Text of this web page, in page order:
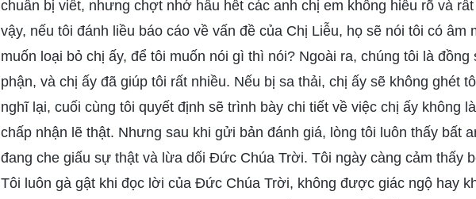
chuẩn bị viết, nhưng chợt nhớ hầu hết các anh chị em không hiểu rõ và
vậy, nếu tôi đánh liều báo cáo về vấn đề của Chị Liễu, họ sẽ nói tôi có âm
muốn loại bỏ chị ấy, để tôi muốn nói gì thì nói? Ngoài ra, chúng tôi là đồng
phận, và chị ấy đã giúp tôi rất nhiều. Nếu bị sa thải, chị ấy sẽ không ghét
nghĩ lại, cuối cùng tôi quyết định sẽ trình bày chi tiết về việc chị ấy không
chấp nhận lẽ thật. Nhưng sau khi gửi bản đánh giá, lòng tôi luôn thấy bất
đang che giấu sự thật và lừa dối Đức Chúa Trời. Tôi ngày càng cảm thấy
Tôi luôn gà gật khi đọc lời của Đức Chúa Trời, không được giác ngộ hay